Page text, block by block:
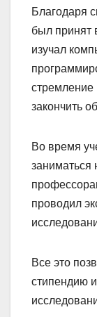
Благодаря
был принят
изучал
стремление
закончить
Во время
заниматься
проводил
Все это
стипендию